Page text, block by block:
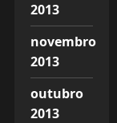
2013
novembro
2013
outubro
2013